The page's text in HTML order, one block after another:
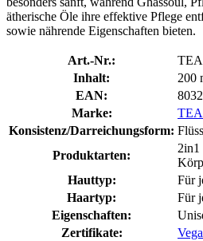
ätherische Öle ihre effektive Pflege
sowie nährende Eigenschaften bieten.
Art.-Nr.:
Inhalt:
200
EAN:
Marke:
TEA
Konsistenz/Darreichungsform:
Produktarten:
2in1
Hauttyp:
Für
Haartyp:
Für
Eigenschaften:
Zertifikate: